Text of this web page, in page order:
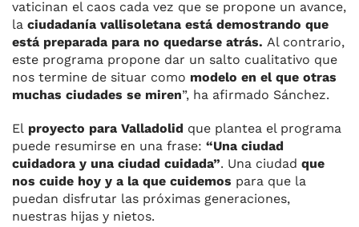
vaticinan el caos cada vez que se propone un avance,
la ciudadanía vallisoletana está demostrando que
está preparada para no quedarse atrás. Al contrario,
este programa propone dar un salto cualitativo que
nos termine de situar como modelo en el que otras
muchas ciudades se miren”, ha afirmado Sánchez.
El proyecto para Valladolid que plantea el programa
puede resumirse en una frase: “Una ciudad
cuidadora y una ciudad cuidada”. Una ciudad que
nos cuide hoy y a la que cuidemos para que la
puedan disfrutar las próximas generaciones,
nuestras hijas y nietos.